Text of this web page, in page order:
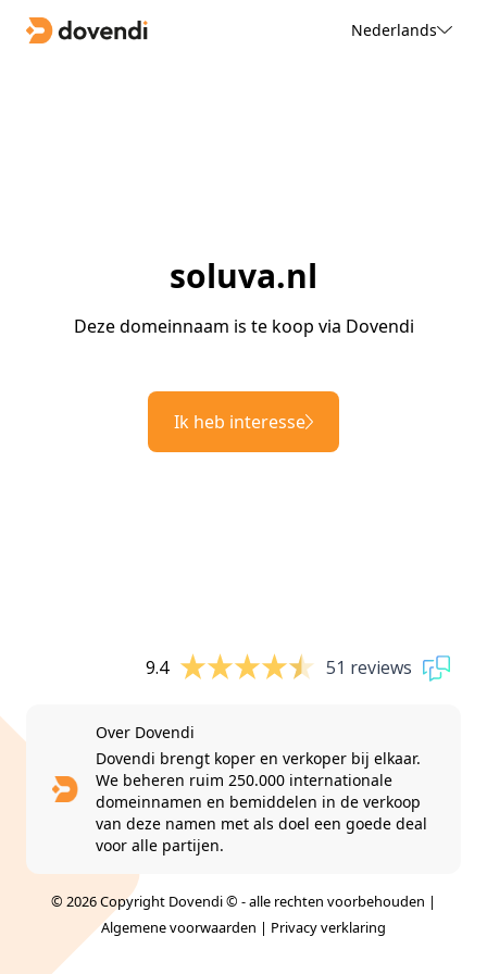
Nederlands
soluva.nl
Deze domeinnaam is te koop via Dovendi
Ik heb interesse
9.4 51 reviews
Over Dovendi
Dovendi brengt koper en verkoper bij elkaar.
We beheren ruim 250.000 internationale
domeinnamen en bemiddelen in de verkoop
van deze namen met als doel een goede deal
voor alle partijen.
© 2026 Copyright Dovendi © - alle rechten voorbehouden |
Algemene voorwaarden | Privacy verklaring